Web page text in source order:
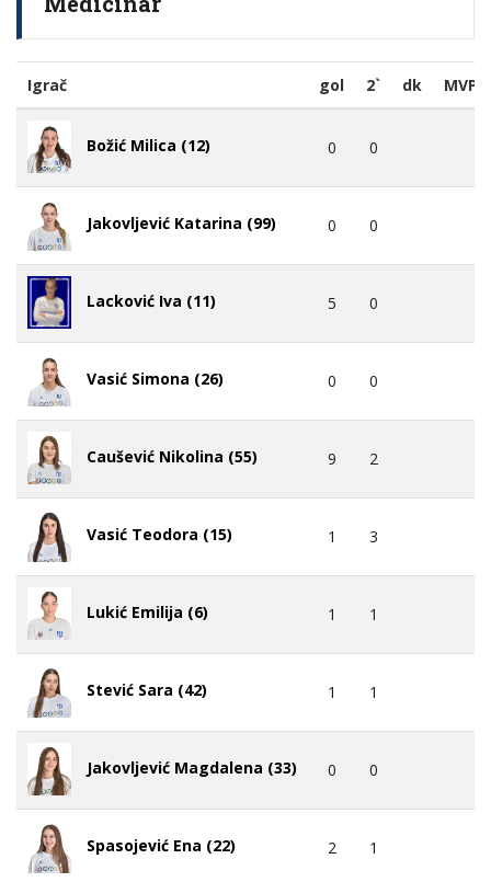
Igrač gol 2` dk MVP
Božić Milica (12) 0 0
Jakovljević Katarina (99) 0 0
Lacković Iva (11) 5 0
Vasić Simona (26) 0 0
Caušević Nikolina (55) 9 2
Vasić Teodora (15) 1 3
Lukić Emilija (6) 1 1
Stević Sara (42) 1 1
Jakovljević Magdalena (33) 0 0
Spasojević Ena (22) 2 1